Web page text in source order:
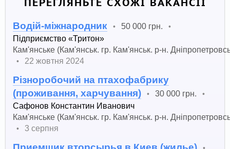
ПЕРЕГЛЯНЬТЕ СХОЖІ ВАКАНСІЇ
Водій-міжнародник • 50 000 грн. •
Підприємство «Тритон»
Кам'янське (Кам'янськ. гр. Кам'янськ. р-н.
• 22 жовтня 2024
Різноробочий на птахофабрику
(проживання, харчування)
• 30 000 грн. •
Сафонов Константин Иванович
Кам'янське (Кам'янськ. гр. Кам'янськ. р-н.
• 3 серпня